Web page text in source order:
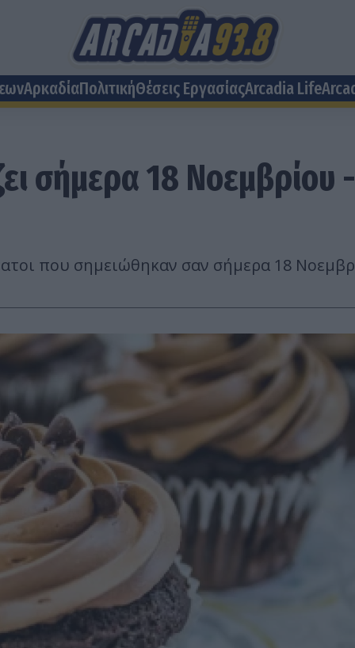
ΑρκαδίαΠολιτικήΘέσεις EργασίαςArcadia Life
σήμερα 18 Νοεμβρίου
που σημειώθηκαν σαν σήμερα 18